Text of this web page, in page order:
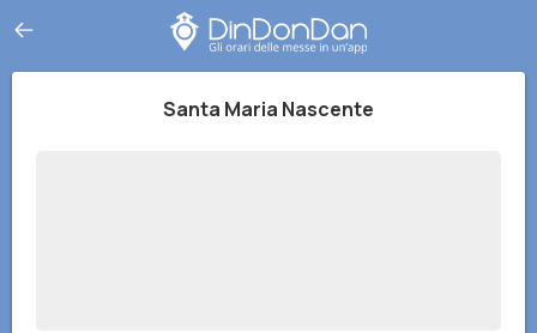
Santa Maria Nascente